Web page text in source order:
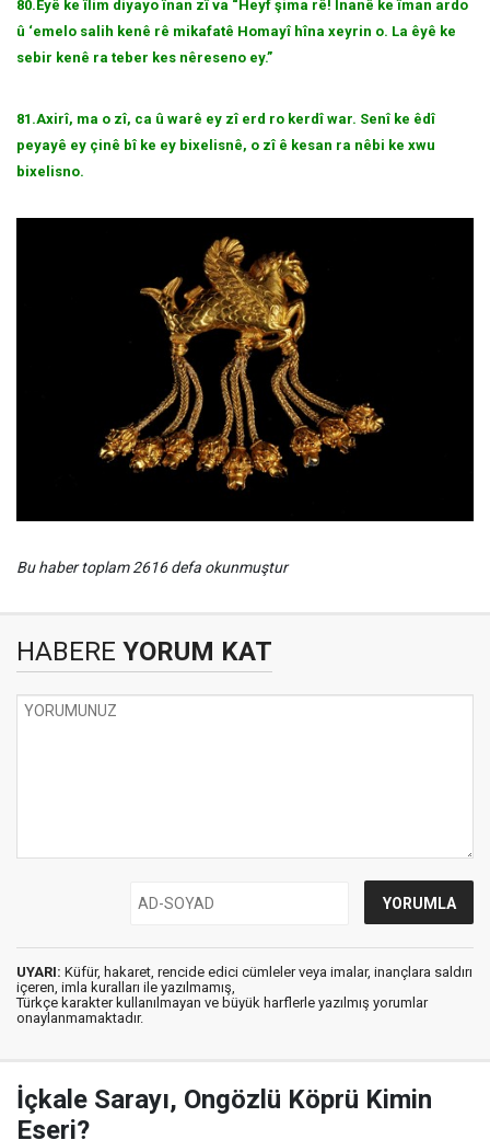
80.Êyê ke îlim diyayo înan zî va “Heyf şima rê! Înanê ke îman ardo
û ‘emelo salih kenê rê mikafatê Homayî hîna xeyrin o. La êyê ke
sebir kenê ra teber kes nêreseno ey.”
81.Axirî, ma o zî, ca û warê ey zî erd ro kerdî war. Senî ke êdî
peyayê ey çinê bî ke ey bixelisnê, o zî ê kesan ra nêbi ke xwu
bixelisno.
Bu haber toplam 2616 defa okunmuştur
HABERE YORUM KAT
UYARI: Küfür, hakaret, rencide edici cümleler veya imalar, inançlara saldırı
içeren, imla kuralları ile yazılmamış,
Türkçe karakter kullanılmayan ve büyük harflerle yazılmış yorumlar
onaylanmamaktadır.
İçkale Sarayı, Ongözlü Köprü Kimin
Eseri?